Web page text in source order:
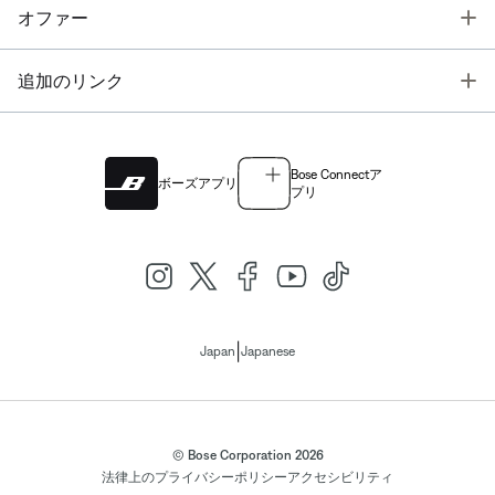
オファー
追加のリンク
ボーズアプリ
Bose Connectア
プリ
Japan Japanese
© Bose Corporation 2026
法律上のプライバシーポリシーアクセシビリティ